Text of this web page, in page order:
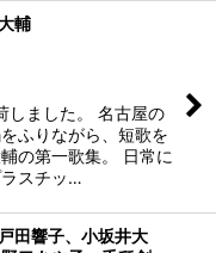
輔
ました。 名古屋の
ふりながら、短歌を
の第一歌集。 日常に
スチッ…
田響子、小坂井大